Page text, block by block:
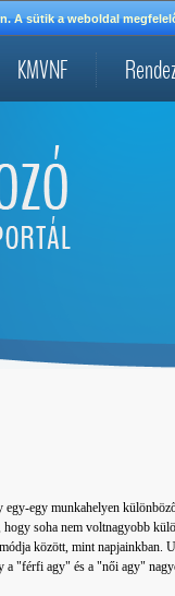
A sütik a weboldal
KMVNF
egy-egy munkahelyen
soha nem voltnagyobb
között, mint napjainkban.
a "férfi agy" és a "női agy"